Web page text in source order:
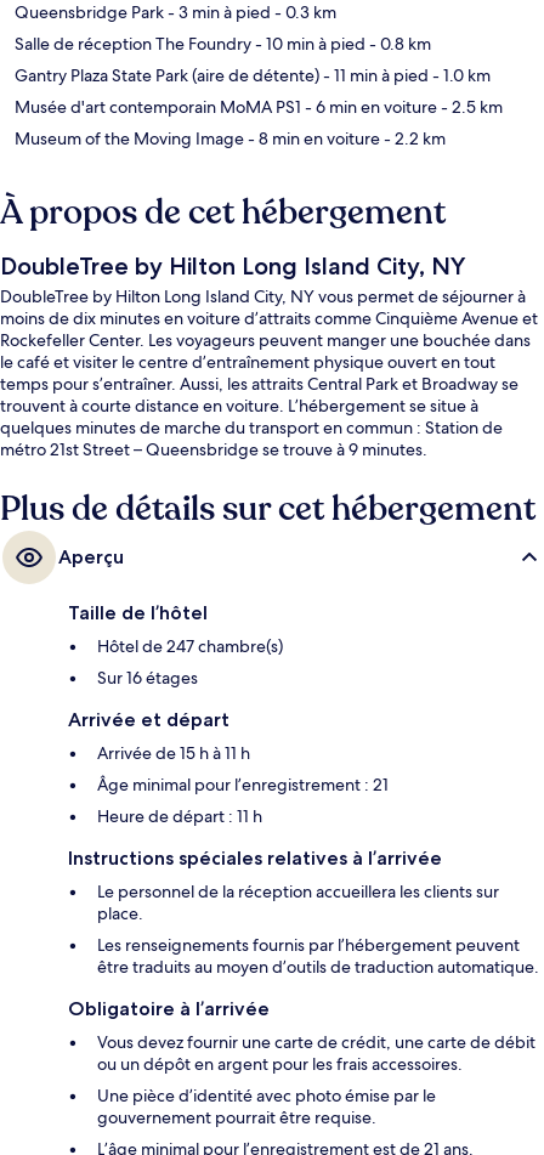
Queensbridge Park- 3 min à pied - 0.3 km
Salle de réception The Foundry- 10 min à pied - 0.8 km
Gantry Plaza State Park (aire de détente)- 11 min à pied - 1.0 km
Musée d'art contemporain MoMA PS1 - 6 min en voiture- 2.5 km
Museum of the Moving Image- 8 min en voiture- 2.2 km
À propos de cet hébergement
DoubleTree by Hilton Long Island City, NY
DoubleTree by Hilton Long Island City, NY vous permet de séjourner à
moins de dix minutes en voiture d’attraits comme Cinquième Avenue et
Rockefeller Center. Les voyageurs peuvent manger une bouchée dans
le café et visiter le centre d’entraînement physique ouvert en tout
temps pour s’entraîner. Aussi, les attraits Central Park et Broadway se
trouvent à courte distance en voiture. L’hébergement se situe à
quelques minutes de marche du transport en commun : Station de
métro 21st Street – Queensbridge se trouve à 9 minutes.
Plus de détails sur cet hébergement
Aperçu
Taille de l’hôtel
Hôtel de 247 chambre(s)
Sur 16 étages
Arrivée et départ
Arrivée de 15 h à 11 h
Âge minimal pour l’enregistrement : 21
Heure de départ : 11 h
Instructions spéciales relatives à l’arrivée
Le personnel de la réception accueillera les clients sur
place.
Les renseignements fournis par l’hébergement peuvent
être traduits au moyen d’outils de traduction automatique.
Obligatoire à l’arrivée
Vous devez fournir une carte de crédit, une carte de débit
ou un dépôt en argent pour les frais accessoires.
Une pièce d’identité avec photo émise par le
gouvernement pourrait être requise.
L’âge minimal pour l’enregistrement est de 21 ans.